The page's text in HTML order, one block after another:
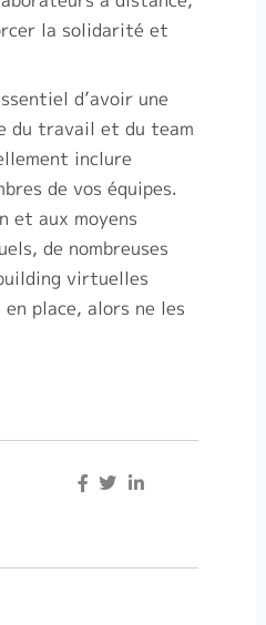
la solidarité et
d’avoir une
du travail et du team
inclure
de vos équipes.
et aux moyens
de nombreuses
virtuelles
place, alors ne les